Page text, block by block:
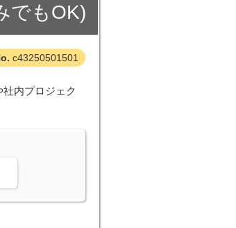
でもOK)
c43250501501
内プロジェク